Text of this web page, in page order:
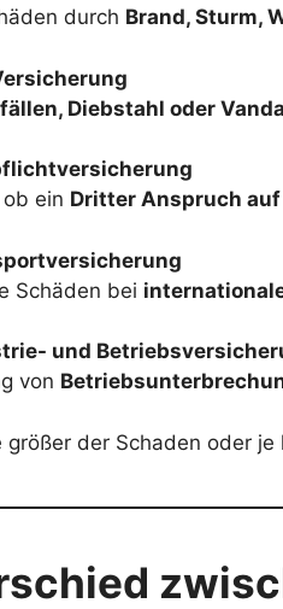
durch Brand, Sturm,
Diebstahl oder
ein Dritter Anspruch
Schäden bei
und
von
größer der Schaden oder